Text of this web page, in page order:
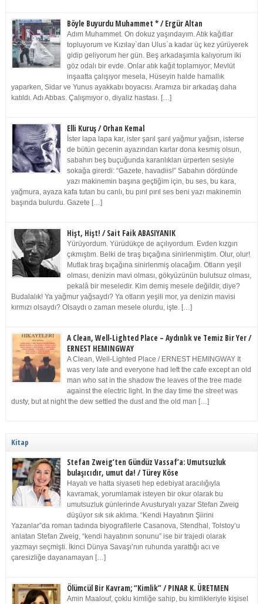
Böyle Buyurdu Muhammet * / Ergür Altan
Adım Muhammet. On dokuz yaşındayım. Atık kağıtlar
topluyorum ve Kızılay`dan Ulus`a kadar üç kez yürüyerek
gidip geliyorum her gün. Beş arkadaşımla kalıyorum iki
göz odalı bir evde. Onlar atık kağıt toplamıyor; Mevlüt
inşaatta çalışıyor mesela, Hüseyin halde hamallık
yaparken, Sidar ve Yunus ayakkabı boyacısı. Aramıza bir arkadaş daha
katıldı. Adı Abbas. Çalışmıyor o, diyaliz hastası. […]
Elli Kuruş / Orhan Kemal
İster lapa lapa kar, ister şarıl şarıl yağmur yağsın, isterse
de bütün gecenin ayazından karlar dona kesmiş olsun,
sabahın beş buçuğunda karanlıkları ürperten sesiyle
sokağa girerdi: “Gazete, havadiis!” Sabahın dördünde
yazı makinemin başına geçtiğim için, bu ses, bu kara,
yağmura, ayaza kafa tutan bu canlı, bu pırıl pırıl ses beni yazı makinemin
başında bulurdu. Gazete […]
Hişt, Hişt! / Sait Faik ABASIYANIK
Yürüyordum. Yürüdükçe de açılıyordum. Evden kızgın
çıkmıştım. Belki de tıraş bıçağına sinirlenmiştim. Olur, olur!
Mutlak tıraş bıçağına sinirlenmiş olacağım. Otların yeşil
olması, denizin mavi olması, gökyüzünün bulutsuz olması,
pekalâ bir meseledir. Kim demiş mesele değildir, diye?
Budalalık! Ya yağmur yağsaydı? Ya otların yeşili mor, ya denizin mavisi
kırmızı olsaydı? Olsaydı o zaman mesele olurdu, işte. […]
A Clean, Well-Lighted Place – Aydınlık ve Temiz Bir Yer /
ERNEST HEMINGWAY
A Clean, Well-Lighted Place / ERNEST HEMINGWAY It
was very late and everyone had left the cafe except an old
man who sat in the shadow the leaves of the tree made
against the electric light. In the day time the street was
dusty, but at night the dew settled the dust and the old man […]
Kitap
Stefan Zweig’ten Gündüz Vassaf’a: Umutsuzluk
bulaşıcıdır, umut da! / Türey Köse
Hayatı ve hatta siyaseti hep edebiyat aracılığıyla
kavramak, yorumlamak isteyen bir okur olarak bu
umutsuzluk günlerinde Avusturyalı yazar Stefan Zweig
düşüyor sık sık aklıma. “Kendi Hayatının Şiirini
Yazanlar”da roman tadında biyografilerle Casanova, Stendhal, Tolstoy’u
anlatan Stefan Zweig, “kendi hayatının sonunu” ise bir trajedi olarak
yazmayı seçmişti. İkinci Dünya Savaşı’nın ruhunda yarattığı acı ve
çaresizliğe dayanamayan […]
Ölümcül Bir Kavram; “Kimlik” / PINAR K. ÜRETMEN
Amin Maalouf, çoklu kimliğe sahip, bu kimlikleriyle kişisel